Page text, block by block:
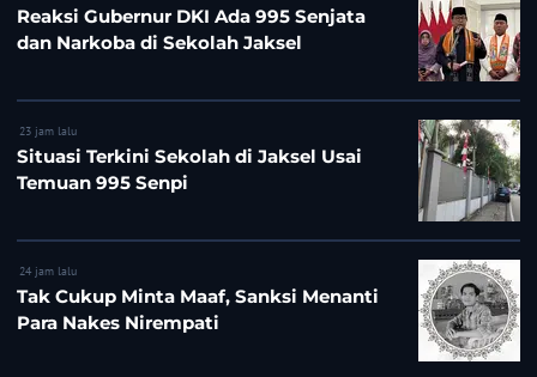
Reaksi Gubernur DKI Ada 995 Senjata
dan Narkoba di Sekolah Jaksel
23 jam lalu
Situasi Terkini Sekolah di Jaksel Usai
Temuan 995 Senpi
24 jam lalu
Tak Cukup Minta Maaf, Sanksi Menanti
Para Nakes Nirempati